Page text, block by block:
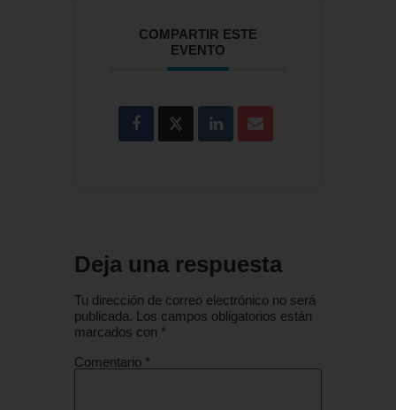
COMPARTIR ESTE
EVENTO
Deja una respuesta
Tu dirección de correo electrónico no será
publicada. Los campos obligatorios están
marcados con *
Comentario *